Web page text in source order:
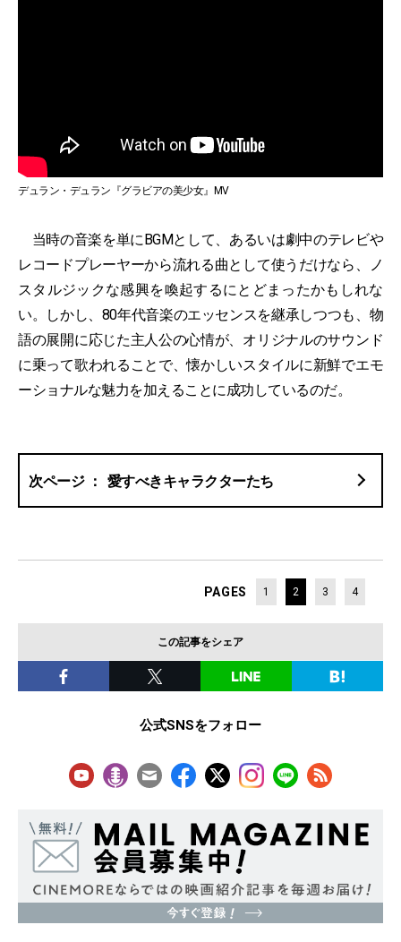
デュラン・デュラン『グラビアの美少女』MV
当時の音楽を単にBGMとして、あるいは劇中のテレビや
レコードプレーヤーから流れる曲として使うだけなら、ノ
スタルジックな感興を喚起するにとどまったかもしれな
い。しかし、80年代音楽のエッセンスを継承しつつも、物
語の展開に応じた主人公の心情が、オリジナルのサウンド
に乗って歌われることで、懐かしいスタイルに新鮮でエモ
ーショナルな魅力を加えることに成功しているのだ。
愛すべきキャラクターたち
PAGES 1 2 3 4
この記事をシェア
公式SNSをフォロー